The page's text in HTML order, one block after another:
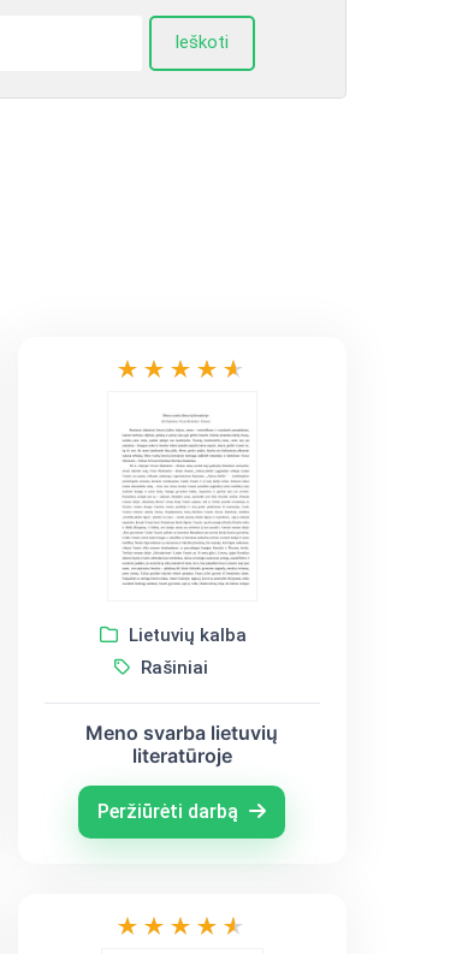
Ieškoti
Lietuvių kalba
Rašiniai
Meno svarba lietuvių
literatūroje
Peržiūrėti darbą